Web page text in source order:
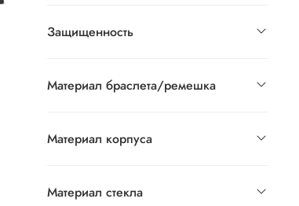
Защищенность
Материал браслета/ремешка
Материал корпуса
Материал стекла